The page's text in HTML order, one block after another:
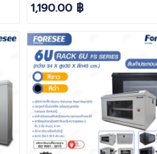
COLD ROLLED STEEL
1,190.00 ฿